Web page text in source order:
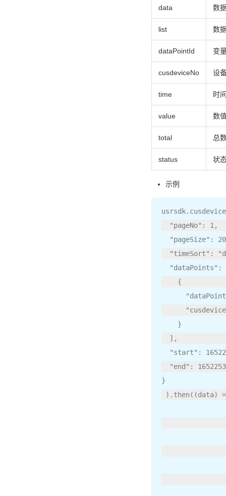
data 数
list 数
dataPointId 变
cusdeviceNo 设
time 时
value 数
total 总
status 状
示例
usrsdk. cusdevice
"pageNo" : 1 ,
"pageSize" :
"timeSort" :
"dataPoints" :
{
}
],
"start" :
"end" :
}
). then ((data)